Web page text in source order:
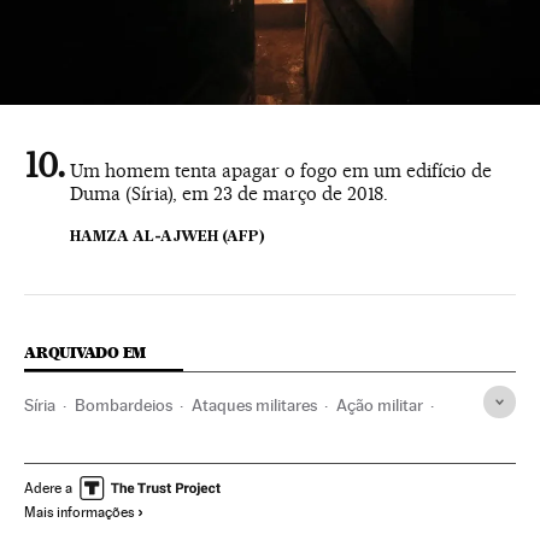
Um homem tenta apagar o fogo em um edifício de
Duma (Síria), em 23 de março de 2018.
HAMZA AL-AJWEH (AFP)
ARQUIVADO EM
Síria Bombardeios Ataques militares Ação militar
Adere a
Mais informações